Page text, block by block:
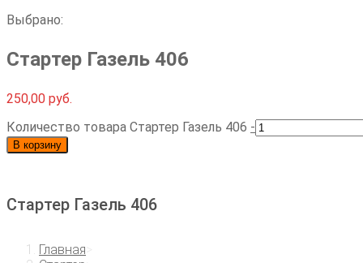
Выбрано:
Стартер Газель 406
250,00 руб.
Количество товара Стартер Газель 406 -
В корзину
Стартер Газель 406
Главная